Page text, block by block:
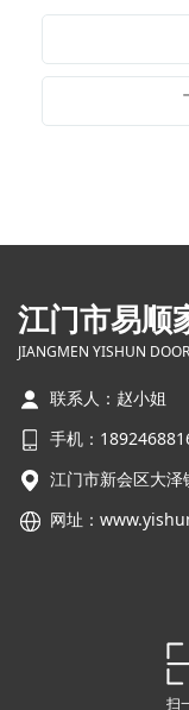
江门市易顺
JIANGMEN YISHUN
联系人：赵小姐
手机：
江门市新会区大
网址：
扫